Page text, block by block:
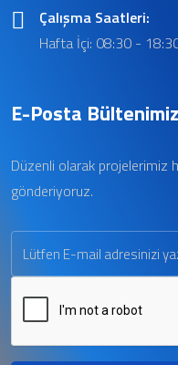
Çalışma Saatleri:
Hafta İçi: 08:30 -
E-Posta
Düzenli olarak projelerimiz
gönderiyoruz.